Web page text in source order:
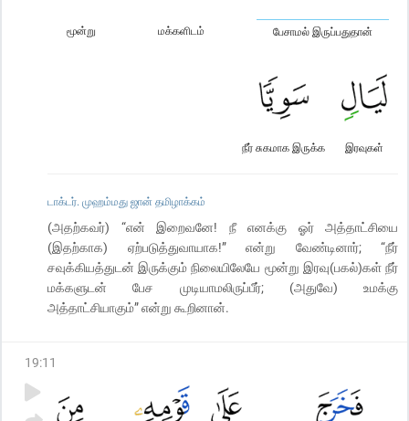
பேசாமல் இருப்பதுதான்
மக்களிடம்
மூன்று
இரவுகள்
நீர் சுகமாக இருக்க
டாக்டர். முஹம்மது ஜான் தமிழாக்கம்
(அதற்கவர்) “என் இறைவனே! நீ எனக்கு ஓர் அத்தாட்சியை
(இதற்காக) ஏற்படுத்துவாயாக!” என்று வேண்டினார்; “நீர்
சவுக்கியத்துடன் இருக்கும் நிலையிலேயே மூன்று இரவு(பகல்)கள் நீர்
மக்களுடன் பேச முடியாமலிருப்பீர்; (அதுவே) உமக்கு
அத்தாட்சியாகும்” என்று கூறினான்.
19:11